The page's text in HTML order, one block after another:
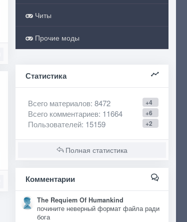
Читы
Прочие моды
Статистика
+4
Всего материалов: 8472
+6
Всего комментариев: 11664
+2
Пользователей: 15159
Полная статистика
Комментарии
The Requiem Of Humankind
почините неверный формат файла ради
бога